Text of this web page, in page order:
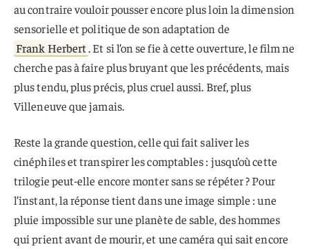
au contraire vouloir pousser encore plus loin la dimension
sensorielle et politique de son adaptation de
Frank Herbert. Et si l’on se fie à cette ouverture, le film ne
cherche pas à faire plus bruyant que les précédents, mais
plus tendu, plus précis, plus cruel aussi. Bref, plus
Villeneuve que jamais.
Reste la grande question, celle qui fait saliver les
cinéphiles et transpirer les comptables : jusqu’où cette
trilogie peut-elle encore monter sans se répéter ? Pour
l’instant, la réponse tient dans une image simple : une
pluie impossible sur une planète de sable, des hommes
qui prient avant de mourir, et une caméra qui sait encore